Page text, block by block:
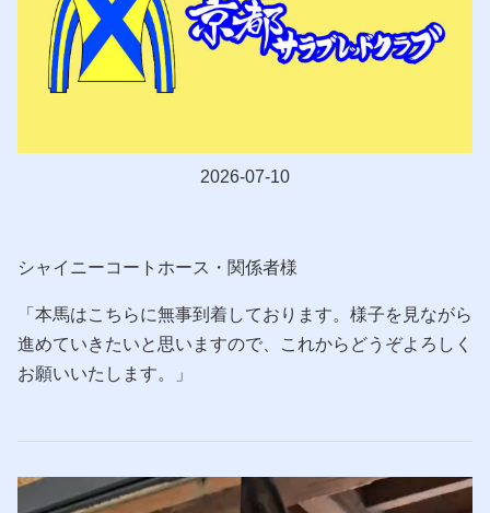
2026-07-10
シャイニーコートホース・関係者様
「本馬はこちらに無事到着しております。様子を見ながら
進めていきたいと思いますので、これからどうぞよろしく
お願いいたします。」